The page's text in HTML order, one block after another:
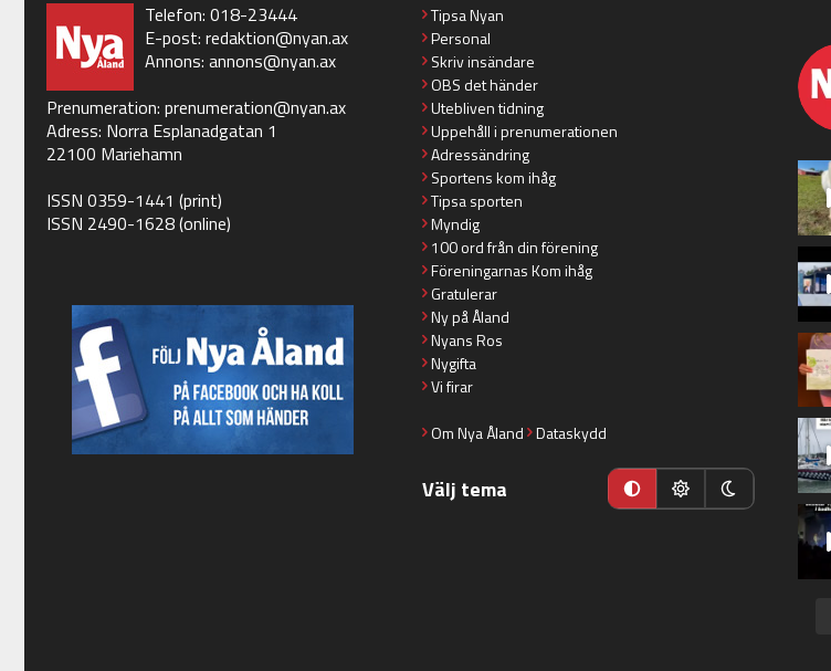
Telefon: 018-23444
E-post: redaktion@nyan.ax
Annons: annons@nyan.ax
Prenumeration: prenumeration@nyan.ax
Adress: Norra Esplanadgatan 1
22100 Mariehamn
ISSN 0359-1441 (print)
ISSN 2490-1628 (online)
Tipsa Nyan
Personal
Skriv insändare
OBS det händer
Utebliven tidning
Uppehåll i prenumerationen
Adressändring
Sportens kom ihåg
Tipsa sporten
Myndig
100 ord från din förening
Föreningarnas Kom ihåg
Gratulerar
Ny på Åland
Nyans Ros
Nygifta
Vi firar
Om Nya Åland Dataskydd
Välj tema